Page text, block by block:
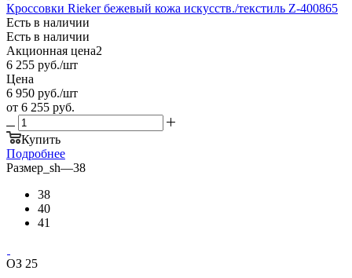
Кроссовки Rieker бежевый кожа искусств./текстиль Z-400865
Есть в наличии
Есть в наличии
Акционная цена2
6 255 руб./шт
Цена
6 950 руб./шт
от 6 255 руб.
Купить
Подробнее
Размер_sh—38
38
40
41
ОЗ 25